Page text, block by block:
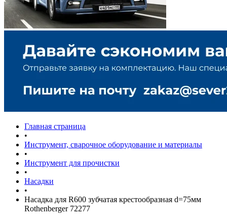
Главная страница
•
Инструмент, сварочное оборудование и материалы
•
Инструмент для прочистки
•
Насадки
•
Насадка для R600 зубчатая крестообразная d=75мм
Rothenberger 72277